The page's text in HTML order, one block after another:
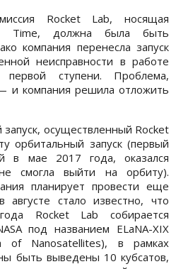
Rocket Lab, носящая
Time, должна была быть
компания перенесла запуск
неисправности в работе
первой ступени. Проблема,
и компания решила отложить
осуществленный Rocket
орбитальный запуск (первый
в мае 2017 года, оказался
смогла выйти на орбиту).
планирует провести еще
августе стало известно, что
Rocket Lab собирается
под названием ELaNA-XIX
of Nanosatellites), в рамках
быть выведены 10 кубсатов,